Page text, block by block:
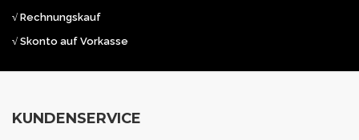
√ Rechnungskauf
√ Skonto auf Vorkasse
KUNDENSERVICE